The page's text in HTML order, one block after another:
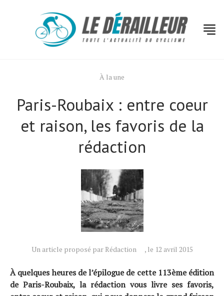
À la une
Paris-Roubaix : entre coeur
et raison, les favoris de la
rédaction
Un article proposé par Rédaction , le 12 avril 2015
À quelques heures de l’épilogue de cette 113ème édition
de Paris-Roubaix, la rédaction vous livre ses favoris,